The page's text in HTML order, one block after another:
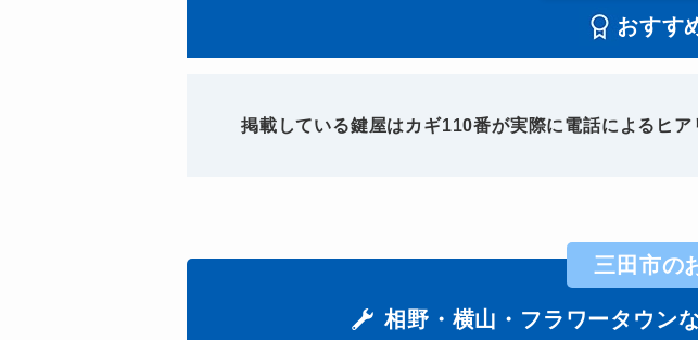
おすす
掲載している鍵屋はカギ110番が実際に電話によるヒ
三田市の
相野・横山・フラワータウン